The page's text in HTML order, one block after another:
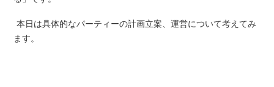
本日は具体的なパーティーの計画立案、運営について考えてみ
ます。